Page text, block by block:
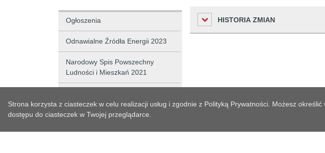
Ogłoszenia
Odnawialne Źródła Energii 2023
Narodowy Spis Powszechny
Ludności i Mieszkań 2021
Budżet i Majątek
Liczba odwiedzin
Podmiot udostępniający informację
Czas wygenerowania
Czas publikacji
HISTORIA ZMIAN
Strona korzysta z ciasteczek w celu realizacji usług i zgodnie z Polityką Prywatności. Możesz
dostępu do ciasteczek w Twojej przeglądarce.